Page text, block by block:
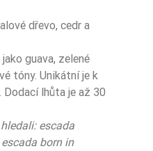
dřevo, cedr a
guava, zelené
tóny. Unikátní je k
lhůta je až 30
escada
born in